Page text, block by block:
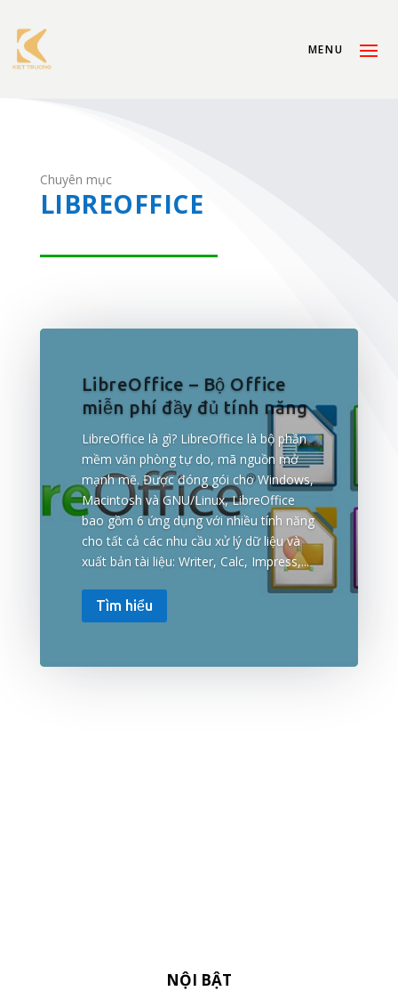
Chuyên mục
LIBREOFFICE
LibreOffice – Bộ Office
miễn phí đầy đủ tính năng
LibreOffice là gì? LibreOffice là bộ phần
mềm văn phòng tự do, mã nguồn mở
mạnh mẽ. Được đóng gói cho Windows,
Macintosh và GNU/Linux, LibreOffice
bao gồm 6 ứng dụng với nhiều tính năng
cho tất cả các nhu cầu xử lý dữ liệu và
xuất bản tài liệu: Writer, Calc, Impress,...
Tìm hiểu
NỘI BẬT